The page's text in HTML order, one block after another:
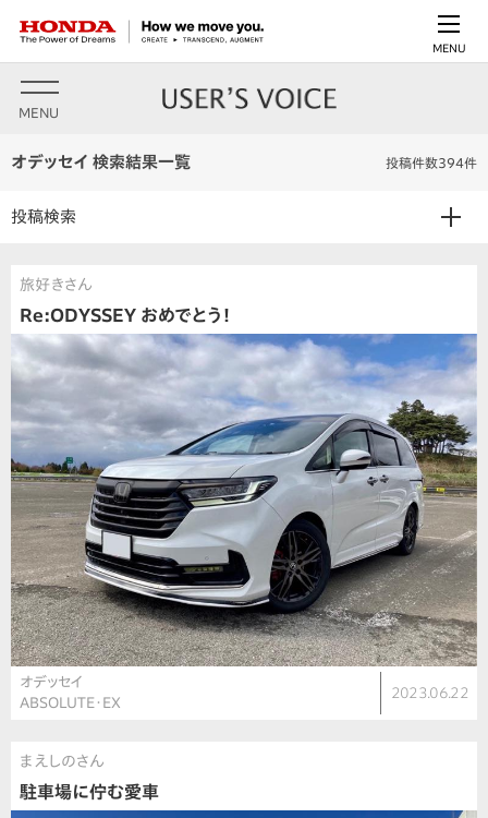
MENU
MENU
オデッセイ 検索結果一覧 投稿件数394件
投稿検索
旅好きさん
Re:ODYSSEY おめでとう！
オデッセイ
ABSOLUTE・EX
2023.06.22
まえしのさん
駐車場に佇む愛車